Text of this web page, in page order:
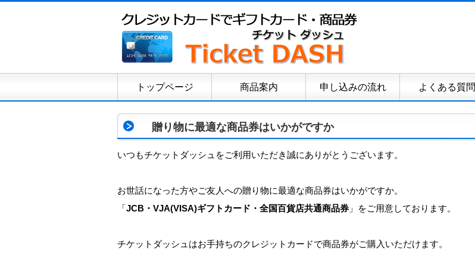
トップページ 商品案内 申し込みの流れ よくある質問
贈り物に最適な商品券はいかがですか
いつもチケットダッシュをご利用いただき誠にありがとうございます。
お世話になった方やご友人への贈り物に最適な商品券はいかがですか。
「JCB・VJA(VISA)ギフトカード・全国百貨店共通商品券 」をご用意しております。
チケットダッシュはお手持ちのクレジットカードで商品券がご購入いただけます。